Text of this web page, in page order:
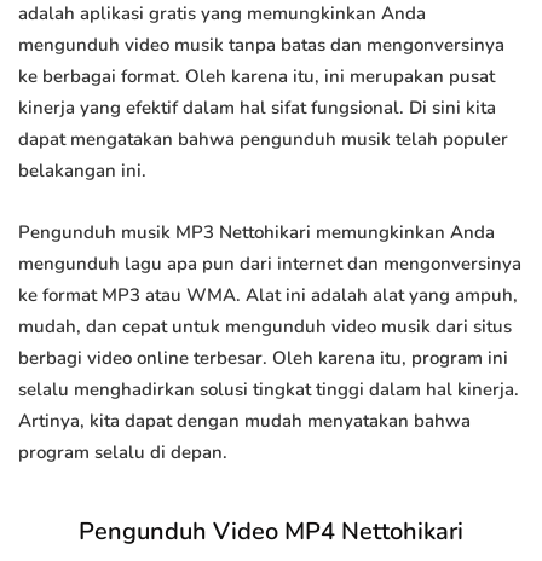
adalah aplikasi gratis yang memungkinkan Anda
mengunduh video musik tanpa batas dan mengonversinya
ke berbagai format. Oleh karena itu, ini merupakan pusat
kinerja yang efektif dalam hal sifat fungsional. Di sini kita
dapat mengatakan bahwa pengunduh musik telah populer
belakangan ini.
Pengunduh musik MP3 Nettohikari memungkinkan Anda
mengunduh lagu apa pun dari internet dan mengonversinya
ke format MP3 atau WMA. Alat ini adalah alat yang ampuh,
mudah, dan cepat untuk mengunduh video musik dari situs
berbagi video online terbesar. Oleh karena itu, program ini
selalu menghadirkan solusi tingkat tinggi dalam hal kinerja.
Artinya, kita dapat dengan mudah menyatakan bahwa
program selalu di depan.
Pengunduh Video MP4 Nettohikari